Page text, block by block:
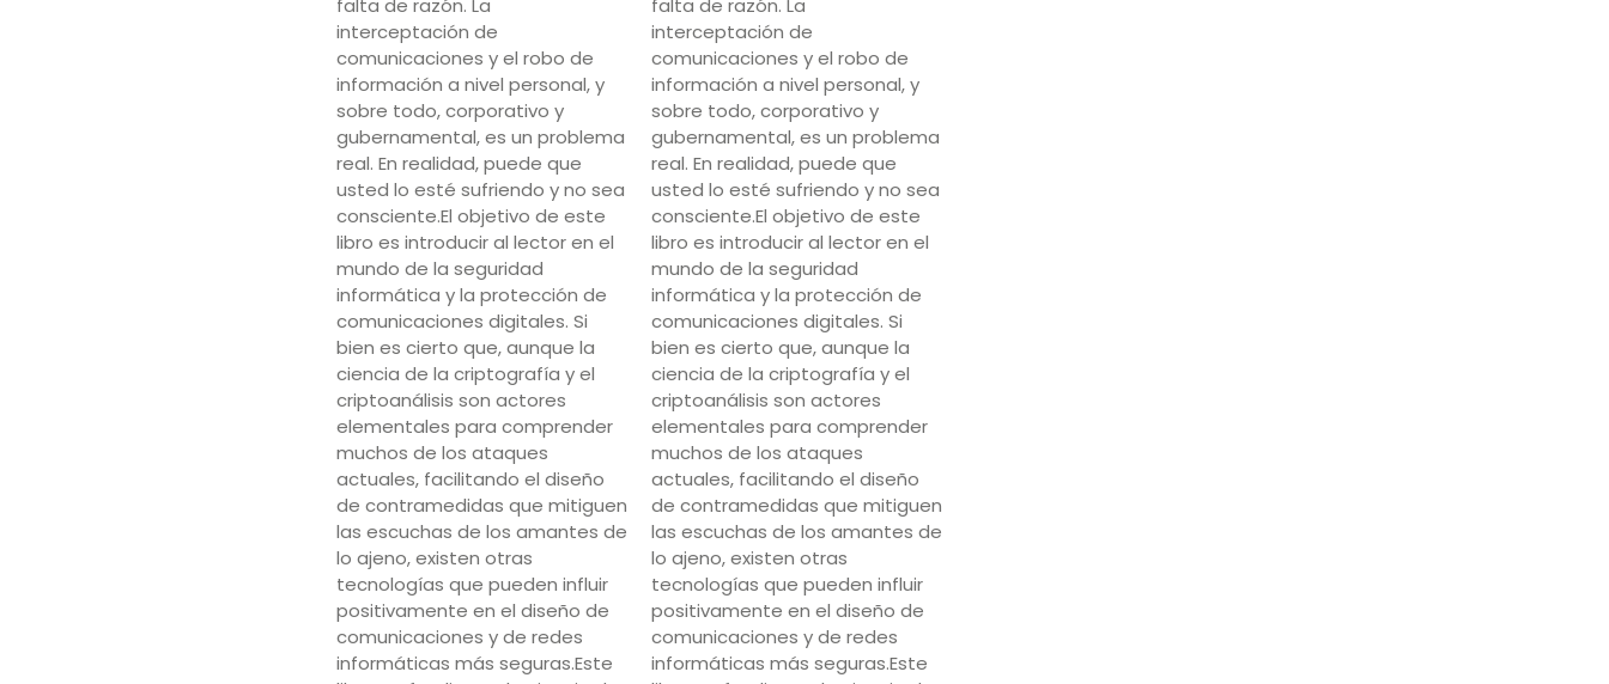
falta de razón. La
interceptación de
comunicaciones y el robo de
información a nivel personal, y
sobre todo, corporativo y
gubernamental, es un problema
real. En realidad, puede que
usted lo esté sufriendo y no sea
consciente.El objetivo de este
libro es introducir al lector en el
mundo de la seguridad
informática y la protección de
comunicaciones digitales. Si
bien es cierto que, aunque la
ciencia de la criptografía y el
criptoanálisis son actores
elementales para comprender
muchos de los ataques
actuales, facilitando el diseño
de contramedidas que mitiguen
las escuchas de los amantes de
lo ajeno, existen otras
tecnologías que pueden influir
positivamente en el diseño de
comunicaciones y de redes
informáticas más seguras.Este
falta de razón. La
interceptación de
comunicaciones y el robo de
información a nivel personal, y
sobre todo, corporativo y
gubernamental, es un problema
real. En realidad, puede que
usted lo esté sufriendo y no sea
consciente.El objetivo de este
libro es introducir al lector en el
mundo de la seguridad
informática y la protección de
comunicaciones digitales. Si
bien es cierto que, aunque la
ciencia de la criptografía y el
criptoanálisis son actores
elementales para comprender
muchos de los ataques
actuales, facilitando el diseño
de contramedidas que mitiguen
las escuchas de los amantes de
lo ajeno, existen otras
tecnologías que pueden influir
positivamente en el diseño de
comunicaciones y de redes
informáticas más seguras.Este